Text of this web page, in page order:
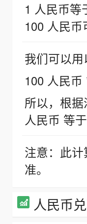
1 人民币等
100 人民币
我们可以用
100 人民
所以，根
人民币 等
注意：此
准。
人民币